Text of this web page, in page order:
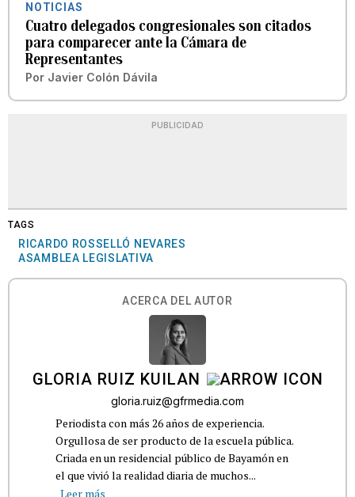
NOTICIAS
Cuatro delegados congresionales son citados
para comparecer ante la Cámara de
Representantes
Por Javier Colón Dávila
PUBLICIDAD
TAGS
RICARDO ROSSELLÓ NEVARES
ASAMBLEA LEGISLATIVA
ACERCA DEL AUTOR
GLORIA RUIZ KUILAN
gloria.ruiz@gfrmedia.com
Periodista con más 26 años de experiencia.
Orgullosa de ser producto de la escuela pública.
Criada en un residencial público de Bayamón en
el que vivió la realidad diaria de muchos...
Leer más